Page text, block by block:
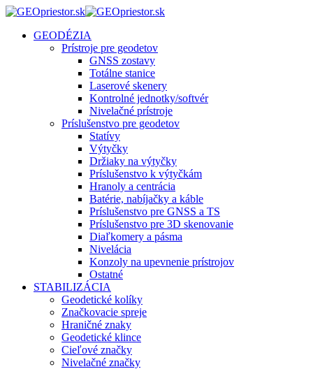
GEODÉZIA
Prístroje pre geodetov
GNSS zostavy
Totálne stanice
Laserové skenery
Kontrolné jednotky/softvér
Nivelačné prístroje
Príslušenstvo pre geodetov
Statívy
Výtyčky
Držiaky na výtyčky
Príslušenstvo k výtyčkám
Hranoly a centrácia
Batérie, nabíjačky a káble
Príslušenstvo pre GNSS a TS
Príslušenstvo pre 3D skenovanie
Diaľkomery a pásma
Nivelácia
Konzoly na upevnenie prístrojov
Ostatné
STABILIZÁCIA
Geodetické kolíky
Značkovacie spreje
Hraničné znaky
Geodetické klince
Cieľové značky
Nivelačné značky